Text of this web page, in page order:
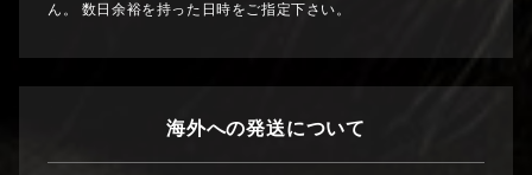
ん。 数日余裕を持った日時をご指定下さい。
海外への発送について